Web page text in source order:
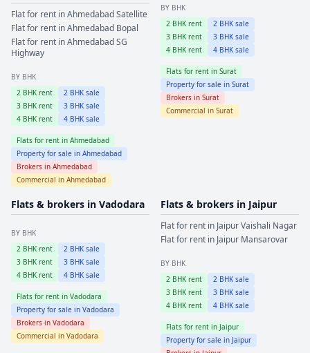
Flat for rent inAhmedabadSatellite
Flat for rent inAhmedabad Bopal
Flat for rent inAhmedabadSG
Highway
BY BHK
2 BHK rent 2 BHK sale
3 BHK rent 3 BHK sale
4 BHK rent 4 BHK sale
Flats for rent in Ahmedabad
Property for sale in Ahmedabad
Brokers in Ahmedabad
Commercial in Ahmedabad
BY BHK
2 BHK rent 2 BHK sale
3 BHK rent 3 BHK sale
4 BHK rent 4 BHK sale
Flats for rent in Surat
Property for sale in Surat
Brokers in Surat
Commercial in Surat
Flats & brokers in Vadodara
BY BHK
2 BHK rent 2 BHK sale
3 BHK rent 3 BHK sale
4 BHK rent 4 BHK sale
Flats for rent in Vadodara
Property for sale in Vadodara
Brokers in Vadodara
Commercial in Vadodara
Flats & brokers in Jaipur
Flat for rent in JaipurVaishali Nagar
Flat for rent in Jaipur Mansarovar
BY BHK
2 BHK rent 2 BHK sale
3 BHK rent 3 BHK sale
4 BHK rent 4 BHK sale
Flats for rent in Jaipur
Property for sale in Jaipur